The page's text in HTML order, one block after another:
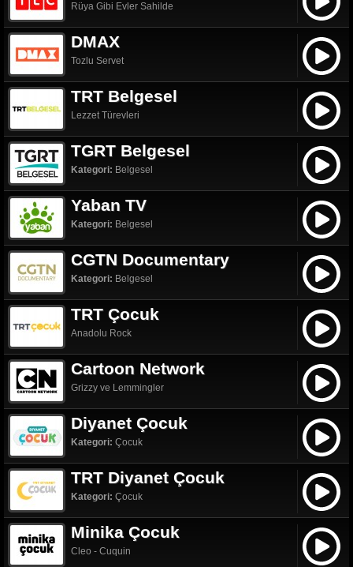
Rüya Gibi Evler Sahilde
DMAX
Tozlu Servet
TRT Belgesel
Lezzet Türevleri
TGRT Belgesel
Kategori: Belgesel
Yaban TV
Kategori: Belgesel
CGTN Documentary
Kategori: Belgesel
TRT Çocuk
Anadolu Rock
Cartoon Network
Grizzy ve Lemmingler
Diyanet Çocuk
Kategori: Çocuk
TRT Diyanet Çocuk
Kategori: Çocuk
Minika Çocuk
Cleo - Cuquin